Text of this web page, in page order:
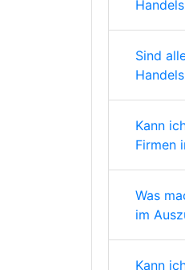
Sind
Kann
Firmen
Was
im
Kann